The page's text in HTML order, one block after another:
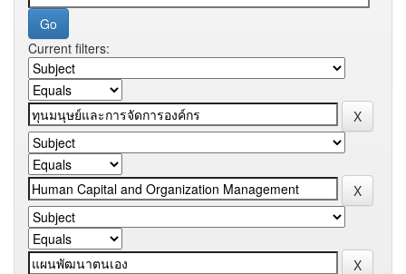
Current filters: